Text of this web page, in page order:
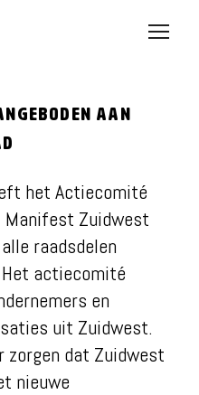
Open
aan
het Actiecomité
Manifest Zuidwest
raadsdelen
actiecomité
en
uit Zuidwest.
zorgen dat Zuidwest
nieuwe